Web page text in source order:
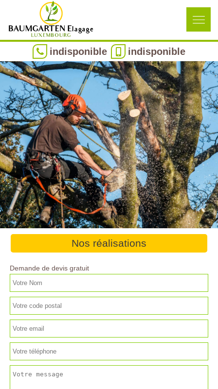
indisponible indisponible
Nos réalisations
Demande de devis gratuit